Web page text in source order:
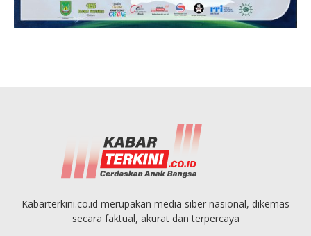
Kabarterkini.co.id merupakan media siber nasional, dikemas
secara faktual, akurat dan terpercaya